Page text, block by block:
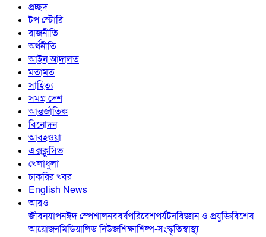
প্রচ্ছদ
টপ স্টোরি
রাজনীতি
অর্থনীতি
আইন আদালত
মতামত
সাহিত্য
সমগ্র দেশ
আন্তর্জাতিক
বিনোদন
আবহওয়া
এক্সক্লুসিভ
খেলাধুলা
চাকরির খবর
English News
আরও
জীবনযাপনঈদ স্পেশালনববর্ষপরিবেশপর্যটনবিজ্ঞান ও প্রযুক্তিবিশেষ
আয়োজনমিডিয়ালিড নিউজশিক্ষাশিল্প-সংস্কৃতিস্বাস্থ্য